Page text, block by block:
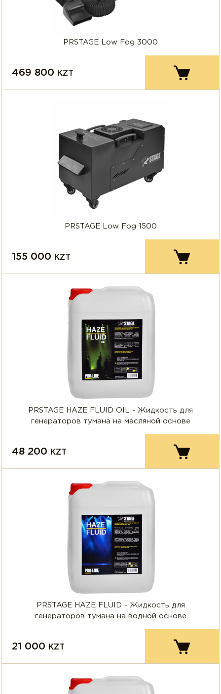
PRSTAGE Low Fog 3000
469 800 KZT
PRSTAGE Low Fog 1500
155 000 KZT
PRSTAGE HAZE FLUID OIL - Жидкость для
генераторов тумана на масляной основе
48 200 KZT
PRSTAGE HAZE FLUID - Жидкость для
генераторов тумана на водной основе
21 000 KZT